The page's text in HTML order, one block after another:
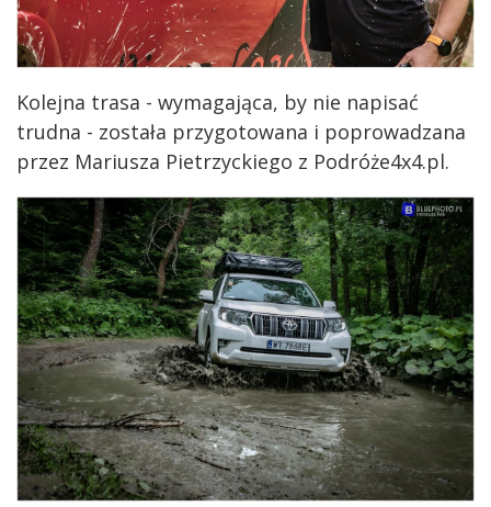
Kolejna trasa - wymagająca, by nie napisać
trudna - została przygotowana i poprowadzana
przez Mariusza Pietrzyckiego z Podróże4x4.pl.